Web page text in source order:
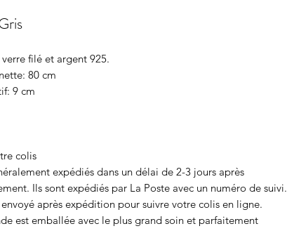
filé et argent 925.
80 cm
9 cm
colis
expédiés dans un délai de 2-3 jours après
Ils sont expédiés par La Poste avec un numéro de suivi.
envoyé après expédition pour suivre votre colis en ligne.
est emballée avec le plus grand soin et parfaitement